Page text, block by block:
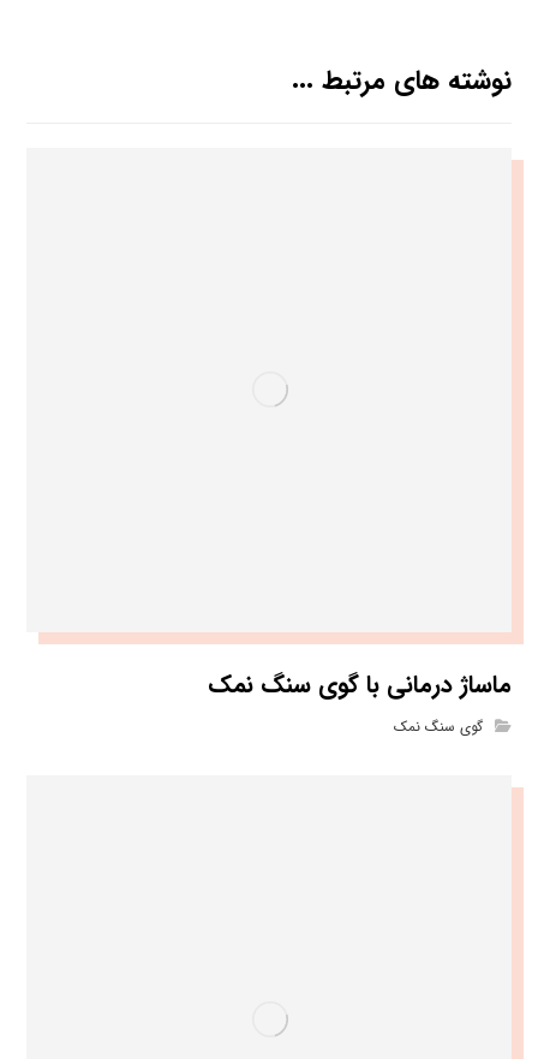
نوشته های مرتبط ...
ماساژ درمانی با گوی سنگ نمک
گوی سنگ نمک